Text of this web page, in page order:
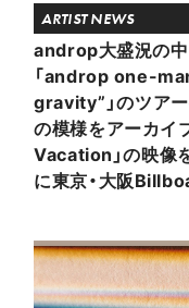
ARTIST NEWS
androp大盛況の中
「androp one-
gravity”」のツア
の模様をアーカイ
Vacation」の映像
に東京・大阪